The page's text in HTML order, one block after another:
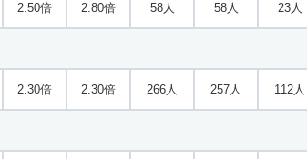
2.50倍 2.80倍 58人 58人 23人
2.30倍 2.30倍 266人 257人 112人